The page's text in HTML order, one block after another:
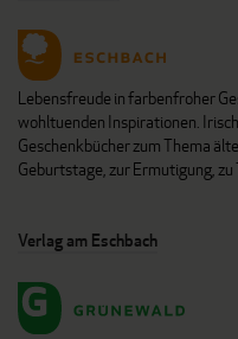
Lebensfreude in farbenfroher
wohltuenden Inspirationen.
Geschenkbücher zum Thema
Geburtstage, zur Ermutigung, zu
Verlag am Eschbach